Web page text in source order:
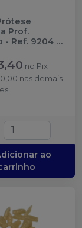
Prof.
- Ref. 9204 -
no Pix
nas demais
ao